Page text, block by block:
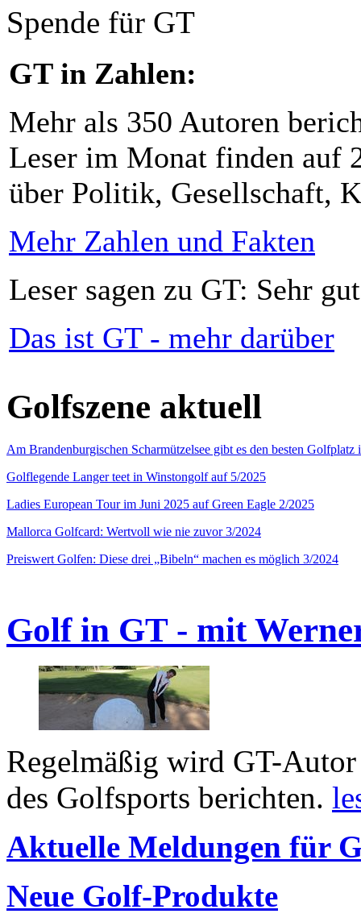
Spende für GT
GT in Zahlen:
Mehr als 350 Autoren
Leser im Monat finden auf
über Politik, Gesellschaft,
Mehr Zahlen und Fakten
Leser sagen zu GT: Sehr
Das ist GT - mehr darüber
Golfszene aktuell
Am Brandenburgischen Scharmützelsee gibt es den besten
Golflegende Langer teet in Winstongolf auf 5/2025
Ladies European Tour im Juni 2025 auf Green Eagle 2/2025
Mallorca Golfcard: Wertvoll wie nie zuvor 3/2024
Preiswert Golfen: Diese drei „Bibeln“ machen es möglich 3/2024
Golf in GT - mit
Regelmäßig wird GT-
des Golfsports berichten.
Aktuelle Meldungen für
Neue Golf-Produkte